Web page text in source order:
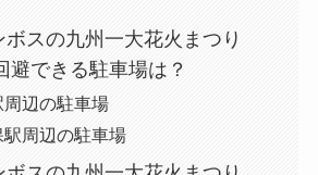
スの九州一大花火まつり
避できる駐車場は？
周辺の駐車場
駅周辺の駐車場